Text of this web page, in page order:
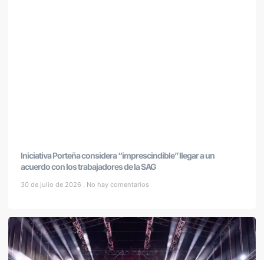
Iniciativa Porteña considera “imprescindible” llegar a un
acuerdo con los trabajadores de la SAG
30 de julio de 2026 No hay comentarios